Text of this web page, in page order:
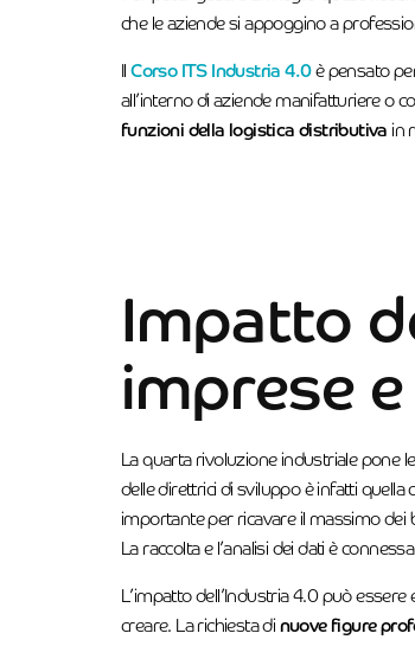
che le aziende si appoggino a
IlCorso ITS Industria 4.0 è pensato
all’interno di aziende manifatturiere o
funzioni della logistica distributiva in
Impatto
imprese
La quarta rivoluzione industriale pone
delle direttrici di sviluppo è infatti quella
importante per ricavare il massimo dei
La raccolta e l’analisi dei dati è
L’impatto dell’Industria 4.0 può essere
creare. La richiesta di nuove figure